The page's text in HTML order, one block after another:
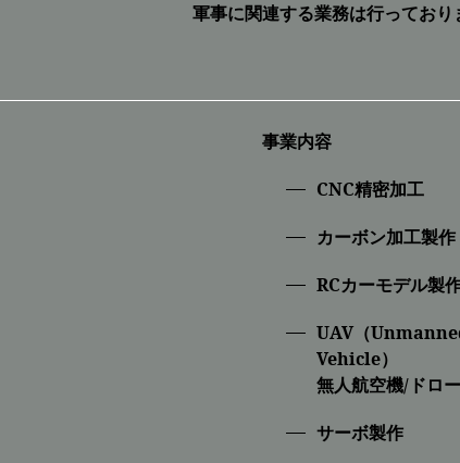
軍事に関連する業務は行っており
事業内容
CNC精密加⼯
カーボン加工製作
RCカーモデル製
UAV（
Vehicle）
無人航空機/ドロ
サーボ製作